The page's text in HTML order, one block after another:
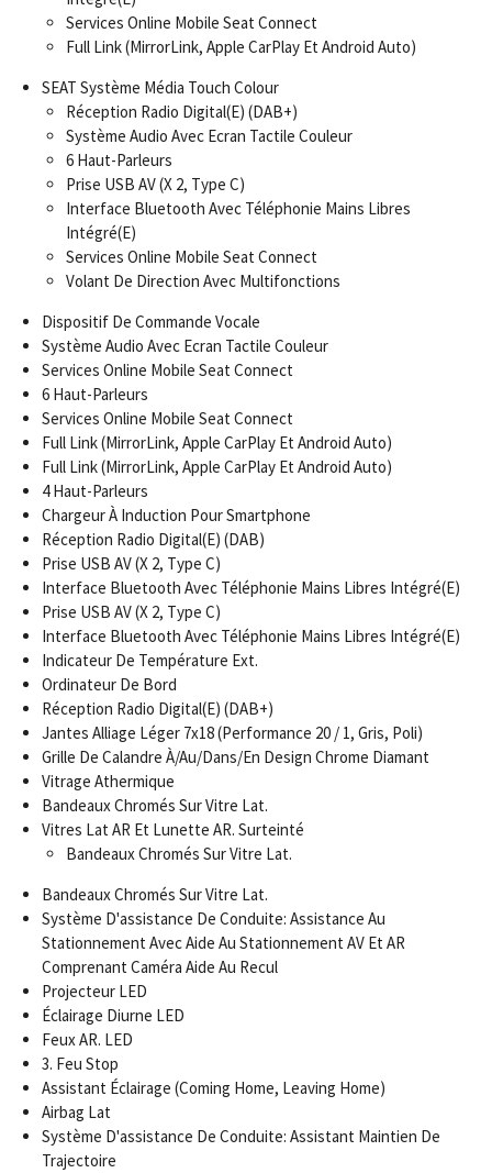
Services Online Mobile Seat Connect
Full Link (MirrorLink, Apple CarPlay Et Android Auto)
SEAT Système Média Touch Colour
Réception Radio Digital(E) (DAB+)
Système Audio Avec Ecran Tactile Couleur
6 Haut-Parleurs
Prise USB AV (X 2, Type C)
Interface Bluetooth Avec Téléphonie Mains Libres
Intégré(E)
Services Online Mobile Seat Connect
Volant De Direction Avec Multifonctions
Dispositif De Commande Vocale
Système Audio Avec Ecran Tactile Couleur
Services Online Mobile Seat Connect
6 Haut-Parleurs
Services Online Mobile Seat Connect
Full Link (MirrorLink, Apple CarPlay Et Android Auto)
Full Link (MirrorLink, Apple CarPlay Et Android Auto)
4 Haut-Parleurs
Chargeur À Induction Pour Smartphone
Réception Radio Digital(E) (DAB)
Prise USB AV (X 2, Type C)
Interface Bluetooth Avec Téléphonie Mains Libres Intégré(E)
Prise USB AV (X 2, Type C)
Interface Bluetooth Avec Téléphonie Mains Libres Intégré(E)
Indicateur De Température Ext.
Ordinateur De Bord
Réception Radio Digital(E) (DAB+)
Jantes Alliage Léger 7x18 (Performance 20 / 1, Gris, Poli)
Grille De Calandre À/Au/Dans/En Design Chrome Diamant
Vitrage Athermique
Bandeaux Chromés Sur Vitre Lat.
Vitres Lat AR Et Lunette AR. Surteinté
Bandeaux Chromés Sur Vitre Lat.
Bandeaux Chromés Sur Vitre Lat.
Système D'assistance De Conduite: Assistance Au
Stationnement Avec Aide Au Stationnement AV Et AR
Comprenant Caméra Aide Au Recul
Projecteur LED
Éclairage Diurne LED
Feux AR. LED
3. Feu Stop
Assistant Éclairage (Coming Home, Leaving Home)
Airbag Lat
Système D'assistance De Conduite: Assistant Maintien De
Trajectoire